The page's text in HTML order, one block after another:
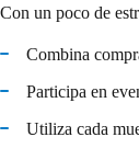
Con un poco de
Combina
Participa en
Utiliza cada